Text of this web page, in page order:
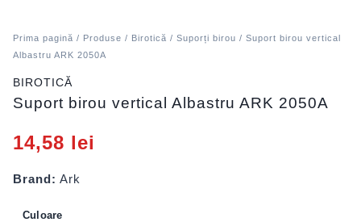
Prima pagină / Produse / Birotică / Suporți birou / Suport birou vertical
Albastru ARK 2050A
BIROTICĂ
Suport birou vertical Albastru ARK 2050A
14,58 lei
Brand: Ark
Culoare